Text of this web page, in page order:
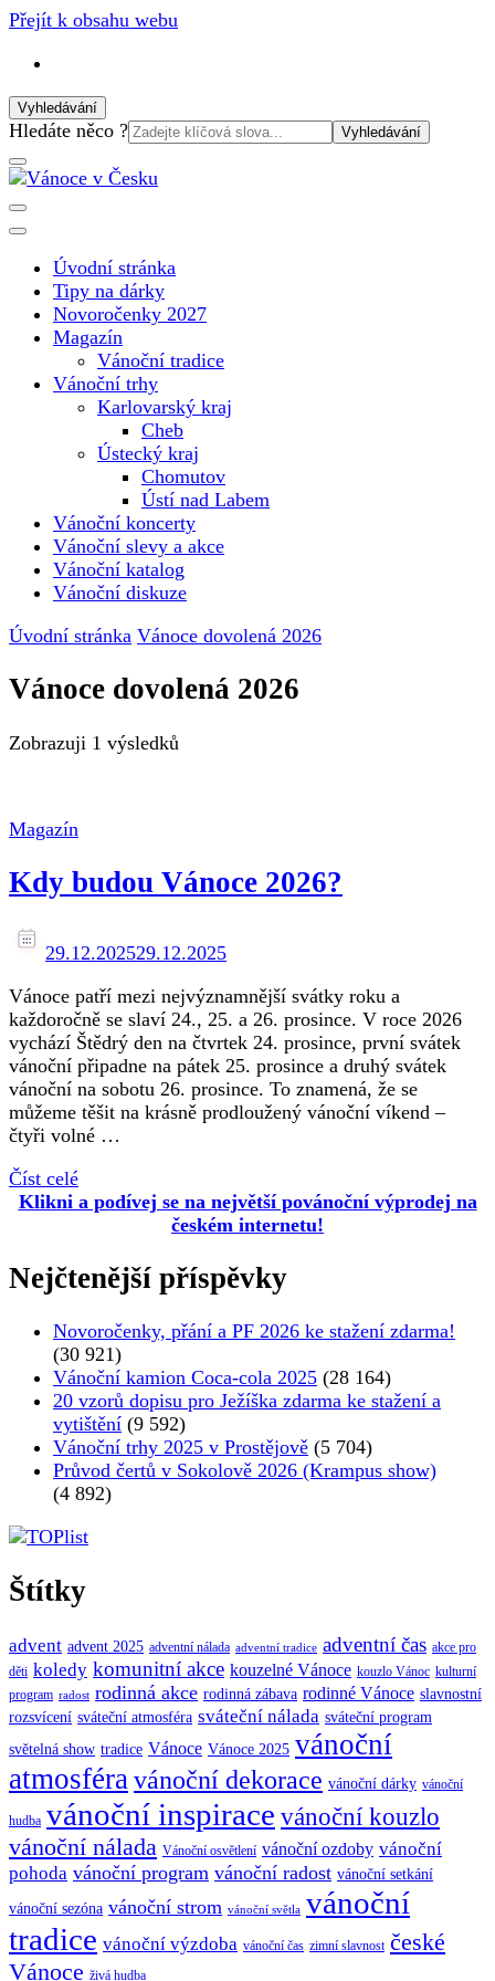
Přejít k obsahu webu
Vyhledávání
Vyhledat:
Hledáte něco ?
Vánoce v Česku
nejkrásnějším svátku v roce v České republice
Úvodní stránka
Tipy na dárky
Novoročenky 2027
Magazín
Vánoční tradice
Vánoční trhy
Karlovarský kraj
Cheb
Ústecký kraj
Chomutov
Ústí nad Labem
Vánoční koncerty
Vánoční slevy a akce
Vánoční katalog
Vánoční diskuze
Úvodní stránka Vánoce dovolená 2026
Vánoce dovolená 2026
Zobrazuji 1 výsledků
Magazín
Kdy budou Vánoce 2026?
29.12.202529.12.2025
Vánoce patří mezi nejvýznamnější svátky roku a
každoročně se slaví 24., 25. a 26. prosince. V roce 2026
vychází Štědrý den na čtvrtek 24. prosince, první svátek
vánoční připadne na pátek 25. prosince a druhý svátek
vánoční na sobotu 26. prosince. To znamená, že se
můžeme těšit na krásně prodloužený vánoční víkend –
čtyři volné …
Číst celé
Klikni a podívej se na největší povánoční výprodej na
českém internetu!
Nejčtenější příspěvky
Novoročenky, přání a PF 2026 ke stažení zdarma!
(30 921)
Vánoční kamion Coca-cola 2025 (28 164)
20 vzorů dopisu pro Ježíška zdarma ke stažení a
vytištění (9 592)
Vánoční trhy 2025 v Prostějově (5 704)
Průvod čertů v Sokolově 2026 (Krampus show)
(4 892)
Štítky
advent advent 2025 adventní nálada adventní tradice adventní čas akce pro
děti koledy komunitní akce kouzelné Vánoce kouzlo Vánoc kulturní
program radost rodinná akce rodinná zábava rodinné Vánoce slavnostní
rozsvícení sváteční atmosféra sváteční nálada sváteční program
světelná show tradice Vánoce Vánoce 2025 vánoční
atmosféravánoční dekorace vánoční dárky vánoční
hudba vánoční inspirace vánoční kouzlo
vánoční nálada Vánoční osvětlení vánoční ozdoby vánoční
pohoda vánoční program vánoční radost vánoční setkání
vánoční sezóna vánoční strom vánoční světla vánoční
tradice vánoční výzdoba vánoční čas zimní slavnost české
Vánoce živá hudba